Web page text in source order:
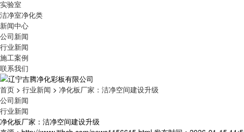
实验室
洁净室净化类
新闻中心
公司新闻
行业新闻
施工案例
联系我们
首页 > 行业新闻 > 净化板厂家：洁净空间建设升级
公司新闻
行业新闻
净化板厂家：洁净空间建设升级